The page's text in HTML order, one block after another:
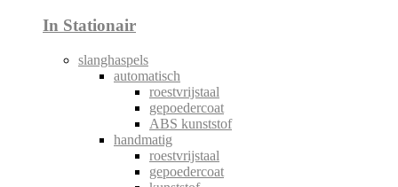
In Stationair
slanghaspels
automatisch
roestvrijstaal
gepoedercoat
ABS kunststof
handmatig
roestvrijstaal
gepoedercoat